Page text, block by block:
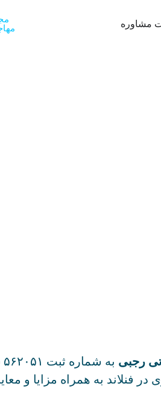
مشاوره
رجبی
به همراه مزایا و